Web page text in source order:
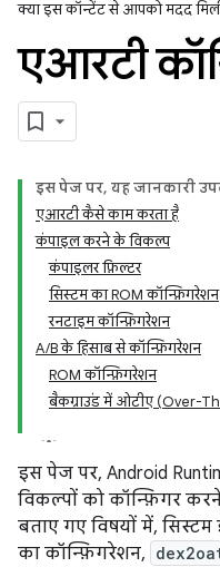
क्या इस कॉन्टेंट से आपको मदद
एआरटी
इस पेज पर, यह जानकारी
एआरटी कैसे काम करता है
कंपाइल करने के विकल्प
कंपाइलर फ़िल्टर
सिस्टम का ROM कॉन्फ़िगरेशन
रनटाइम कॉन्फ़िगरेशन
A/B के हिसाब से कॉन्फ़िगरेशन
ROM कॉन्फ़िगरेशन
बैकग्राउंड में ओटीए (Over-
इस पेज पर, Android
विकल्पों को कॉन्फ़िगर
बताए गए विषयों में,
का कॉन्फ़िगरेशन,